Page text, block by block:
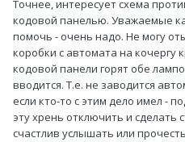
Точнее, интересует схема
кодовой панелью. Уважаемые
помочь - очень надо. Не могу
коробки с автомата на кочергу
кодовой панели горят обе
вводится. Т.е. не заводится
если кто-то с этим дело имел -
эту хрень отключить и сделать
счастлив услышать или